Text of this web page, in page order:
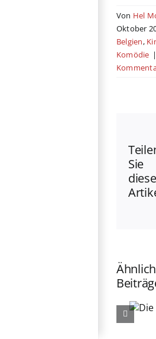
Von Hel
Oktober
Belgien,
Komödie |
Sie